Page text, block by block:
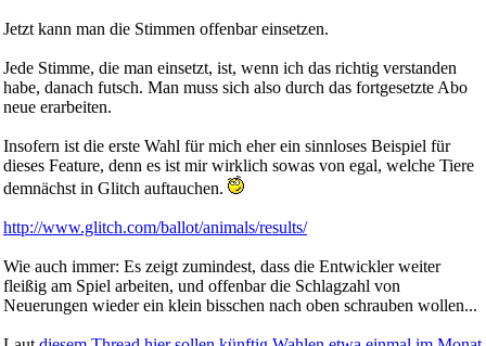
Jetzt kann man die Stimmen offenbar einsetzen.
Jede Stimme, die man einsetzt, ist, wenn ich das richtig verstanden
habe, danach futsch. Man muss sich also durch das fortgesetzte Abo
neue erarbeiten.
Insofern ist die erste Wahl für mich eher ein sinnloses Beispiel für
dieses Feature, denn es ist mir wirklich sowas von egal, welche Tiere
demnächst in Glitch auftauchen.
http://www.glitch.com/ballot/animals/results/
Wie auch immer: Es zeigt zumindest, dass die Entwickler weiter
fleißig am Spiel arbeiten, und offenbar die Schlagzahl von
Neuerungen wieder ein klein bisschen nach oben schrauben wollen...